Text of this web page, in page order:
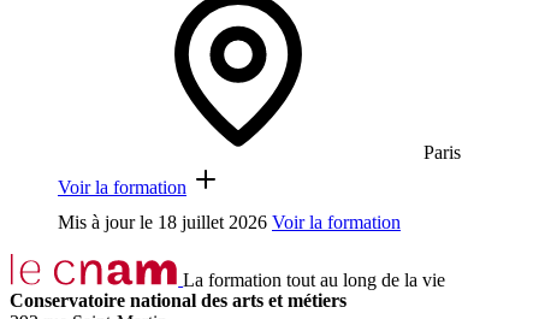
Paris
Voir la formation
Mis à jour le 18 juillet 2026 Voir la formation
La formation tout au long de la vie
Conservatoire national des arts et métiers